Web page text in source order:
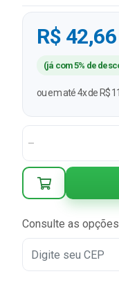
R$ 42,66
(já com 5% de
ou em até 4x de R$
Consulte as